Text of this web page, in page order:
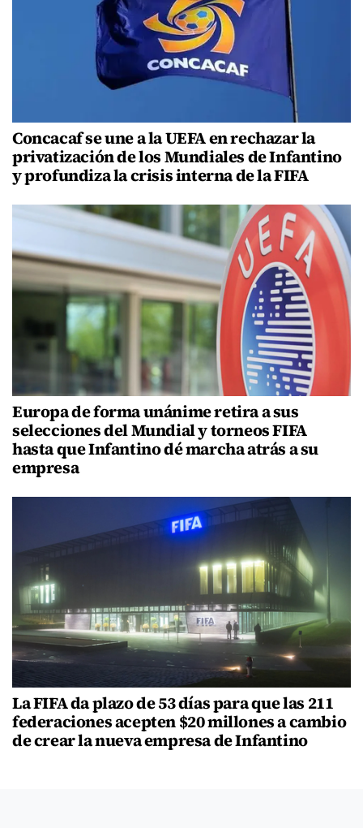
Concacaf se une a la UEFA en rechazar la
privatización de los Mundiales de Infantino
y profundiza la crisis interna de la FIFA
Europa de forma unánime retira a sus
selecciones del Mundial y torneos FIFA
hasta que Infantino dé marcha atrás a su
empresa
La FIFA da plazo de 53 días para que las 211
federaciones acepten $20 millones a cambio
de crear la nueva empresa de Infantino